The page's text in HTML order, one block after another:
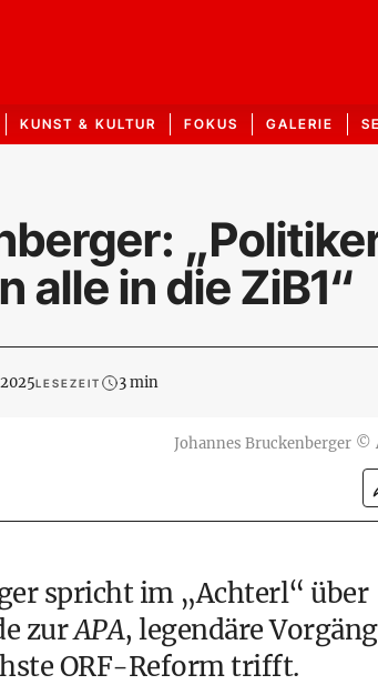
KUNST & KULTUR FOKUS GALERIE
alle in die ZiB1“
LESEZEIT 3 min
Johannes Bruckenberger ©
spricht im „Achterl“ über
zurAPA, legendäre
ORF-Reform trifft.